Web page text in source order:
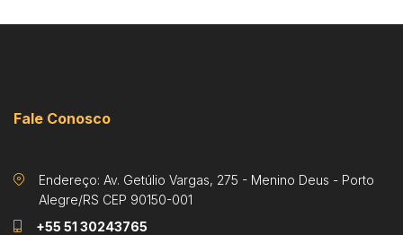
Fale Conosco
Endereço: Av. Getúlio Vargas, 275 - Menino Deus - Porto
Alegre/RS CEP 90150-001
+55 51 30243765